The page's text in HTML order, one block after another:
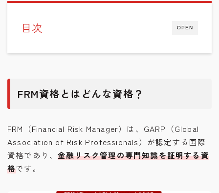
OPEN
目次
FRM資格とはどんな資格？
FRM（Financial Risk Manager）は、GARP（Global
Association of Risk Professionals）が認定する国際
資格であり、金融リスク管理の専門知識を証明する資
格です。